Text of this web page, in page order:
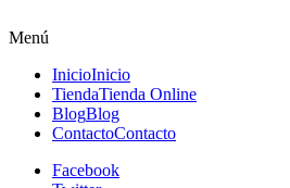
Menú
InicioInicio
TiendaTienda Online
BlogBlog
ContactoContacto
Facebook